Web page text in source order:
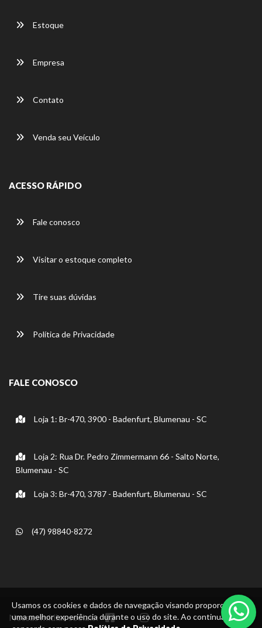
Usamos os cookies e dados de navegação visando proporcionar
uma melhor experiência durante o uso do site. Ao continuar, você
Estoque
Empresa
Contato
Venda seu Veículo
ACESSO RÁPIDO
Fale conosco
Visitar o estoque completo
Tire suas dúvidas
Política de Privacidade
FALE CONOSCO
Loja 1: Br-470, 3900 - Badenfurt, Blumenau - SC
Loja 2: Rua Dr. Pedro Zimmermann 66 - Salto Norte,
Blumenau - SC
Loja 3: Br-470, 3787 - Badenfurt, Blumenau - SC
(47) 98840-8272
Nossas mídias sociais: